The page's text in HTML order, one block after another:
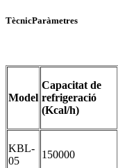
TècnicParàmetres
Model
Capacitat de
refrigeració
(Kcal/h)
KBL-
05
150000